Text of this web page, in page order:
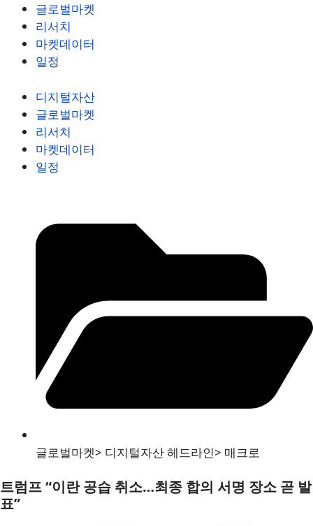
글로벌마켓
리서치
마켓데이터
일정
디지털자산
글로벌마켓
리서치
마켓데이터
일정
글로벌마켓> 디지털자산 헤드라인> 매크로
트럼프 “이란 공습 취소…최종 합의 서명 장소 곧 발
표”